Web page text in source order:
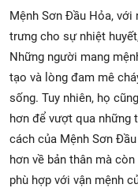
Mệnh Sơn Đầu Hỏa,
trưng cho sự nhiệt
Những người mang
tạo và lòng đam mê
sống. Tuy nhiên, họ
hơn để vượt qua những
cách của Mệnh Sơn
hơn về bản thân mà
phù hợp với vận mệnh